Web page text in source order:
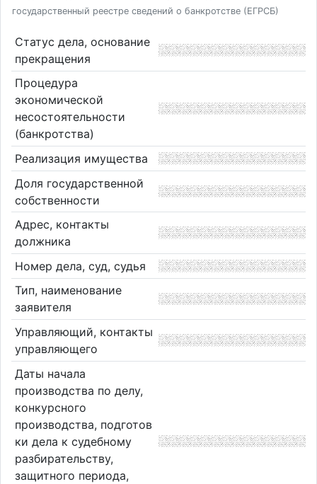
государственный реестре сведений о банкротстве (ЕГРСБ)
Статус дела, основание
прекращения
Процедура
экономической
несостоятельности
(банкротства)
Реализация имущества
Доля государственной
собственности
Адрес, контакты
должника
Номер дела, суд, судья
Тип, наименование
заявителя
Управляющий, контакты
управляющего
Даты начала
производства по делу,
конкурсного
производства, подготов
ки дела к судебному
разбирательству,
защитного периода,